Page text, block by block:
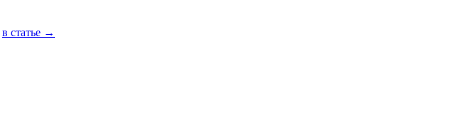
в статье →